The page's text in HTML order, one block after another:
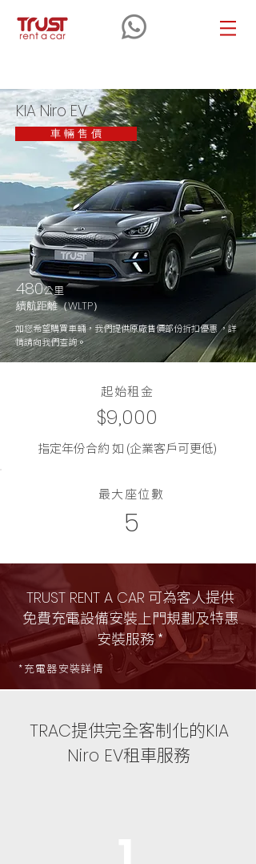
KIA Niro EV
車 輛 售 價
如您希望購買車輛，我們提供原廠售價部份折扣優惠 ，詳
情請向我們查詢。
480公里
續航距離（WLTP）
TRUST RENT A CAR 可為客人提供
免費充電設備安裝上門規劃及特惠
安裝服務 *
*充電器安裝詳情
起始租金
$9,000
指定年份合約 如 (企業客戶可更低)
最大座位數
5
TRAC提供完全客制化的KIA
Niro EV租車服務